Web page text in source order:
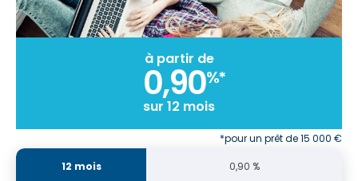
à partir de
0,90%*
sur 12 mois
*pour un prêt de 15 000 €
0,90 %